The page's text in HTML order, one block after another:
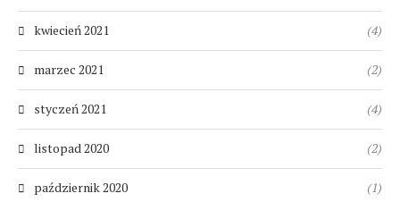
kwiecień 2021 (4)
marzec 2021 (2)
styczeń 2021 (4)
listopad 2020 (2)
październik 2020 (1)